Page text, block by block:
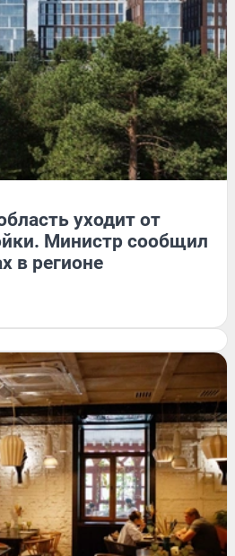
уходит от
Министр сообщил
в регионе